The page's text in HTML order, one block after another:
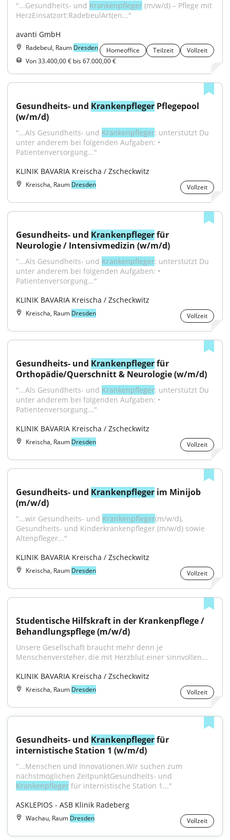
"...Gesundheits- und Krankenpfleger (m/w/d) – Pflege mit
HerzEinsatzort:RadebeulArt(en..."
avanti GmbH
Radebeul, Raum Dresden Homeoffice Teilzeit
Vollzeit
Von 33.400,00 € bis 67.000,00 €
Gesundheits- und Krankenpfleger Pflegepool
(w/m/d)
"...Als Gesundheits- und Krankenpfleger: unterstützt Du
unter anderem bei folgenden Aufgaben: •
Patientenversorgung..."
KLINIK BAVARIA Kreischa / Zscheckwitz
Kreischa, Raum Dresden Vollzeit
Gesundheits- und Krankenpfleger für
Neurologie / Intensivmedizin (w/m/d)
"...Als Gesundheits- und Krankenpfleger: unterstützt Du
unter anderem bei folgenden Aufgaben: •
Patientenversorgung..."
KLINIK BAVARIA Kreischa / Zscheckwitz
Kreischa, Raum Dresden Vollzeit
Gesundheits- und Krankenpfleger für
Orthopädie/Querschnitt & Neurologie (w/m/d)
"...Als Gesundheits- und Krankenpfleger: unterstützt Du
unter anderem bei folgenden Aufgaben: •
Patientenversorgung..."
KLINIK BAVARIA Kreischa / Zscheckwitz
Kreischa, Raum Dresden Vollzeit
Gesundheits- und Krankenpfleger im Minijob
(m/w/d)
"...wir Gesundheits- und Krankenpfleger(m/w/d),
Gesundheits- und Kinderkrankenpfleger (m/w/d) sowie
Altenpfleger..."
KLINIK BAVARIA Kreischa / Zscheckwitz
Kreischa, Raum Dresden Vollzeit
Studentische Hilfskraft in der Krankenpflege /
Behandlungspflege (m/w/d)
Unsere Gesellschaft braucht mehr denn je
Menschenversteher, die mit Herzblut einer sinnvollen...
KLINIK BAVARIA Kreischa / Zscheckwitz
Kreischa, Raum Dresden Vollzeit
Gesundheits- und Krankenpfleger für
internistische Station 1 (w/m/d)
"...Menschen und Innovationen.Wir suchen zum
Krankenpfleger für internistische Station 1..."
ASKLEPIOS - ASB Klinik Radeberg
Wachau, Raum Dresden Vollzeit